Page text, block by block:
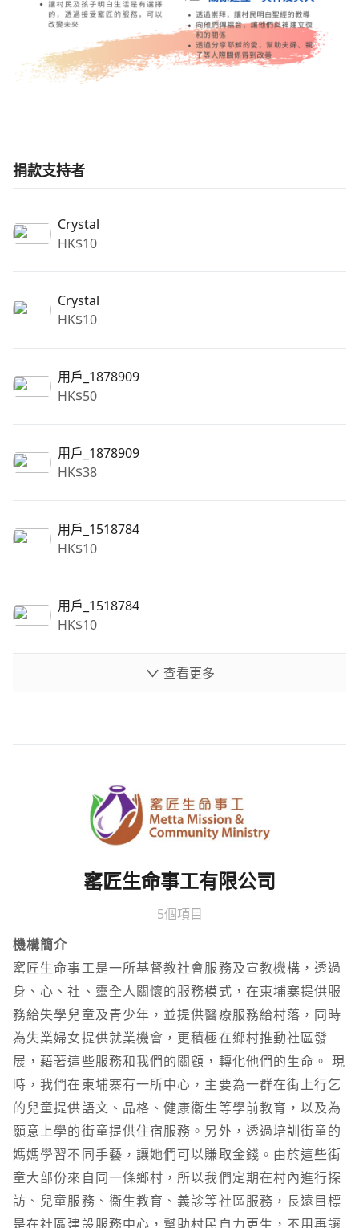
捐款支持者
Crystal
HK$10
Crystal
HK$10
用戶_1878909
HK$50
用戶_1878909
HK$38
用戶_1518784
HK$10
用戶_1518784
HK$10
查看更多
窰匠生命事工有限公司
5個項目
機構簡介
窰匠生命事工是一所基督教社會服務及宣教機構，透過
身、心、社、靈全人關懷的服務模式，在柬埔寨提供服
務給失學兒童及青少年，並提供醫療服務給村落，同時
為失業婦女提供就業機會，更積極在鄉村推動社區發
展，藉著這些服務和我們的關顧，轉化他們的生命。 現
時，我們在柬埔寨有一所中心，主要為一群在街上行乞
的兒童提供語文、品格、健康衞生等學前教育，以及為
願意上學的街童提供住宿服務。另外，透過培訓街童的
媽媽學習不同手藝，讓她們可以賺取金錢。由於這些街
童大部份來自同一條鄉村，所以我們定期在村內進行探
訪、兒童服務、衞生教育、義診等社區服務，長遠目標
是在社區建設服務中心，幫助村民自力更生，不用再讓